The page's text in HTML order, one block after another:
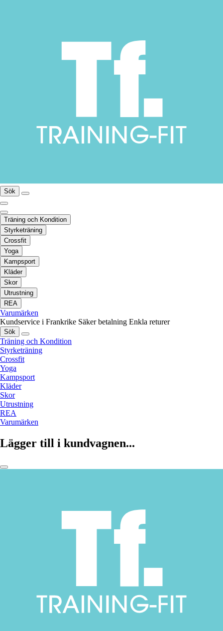
Sök
Träning och Kondition
Styrketräning
Crossfit
Yoga
Kampsport
Kläder
Skor
Utrustning
REA
Varumärken
Kundservice i Frankrike Säker betalning Enkla returer
Sök
Träning och Kondition
Styrketräning
Crossfit
Yoga
Kampsport
Kläder
Skor
Utrustning
REA
Varumärken
Lägger till i kundvagnen...